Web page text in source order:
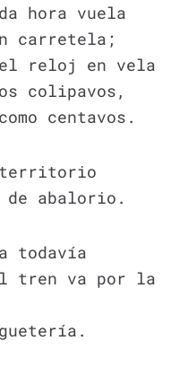
hora vuela
carretela;
reloj en vela
colipavos,
centavos.
territorio
abalorio.
todavía
tren va por la